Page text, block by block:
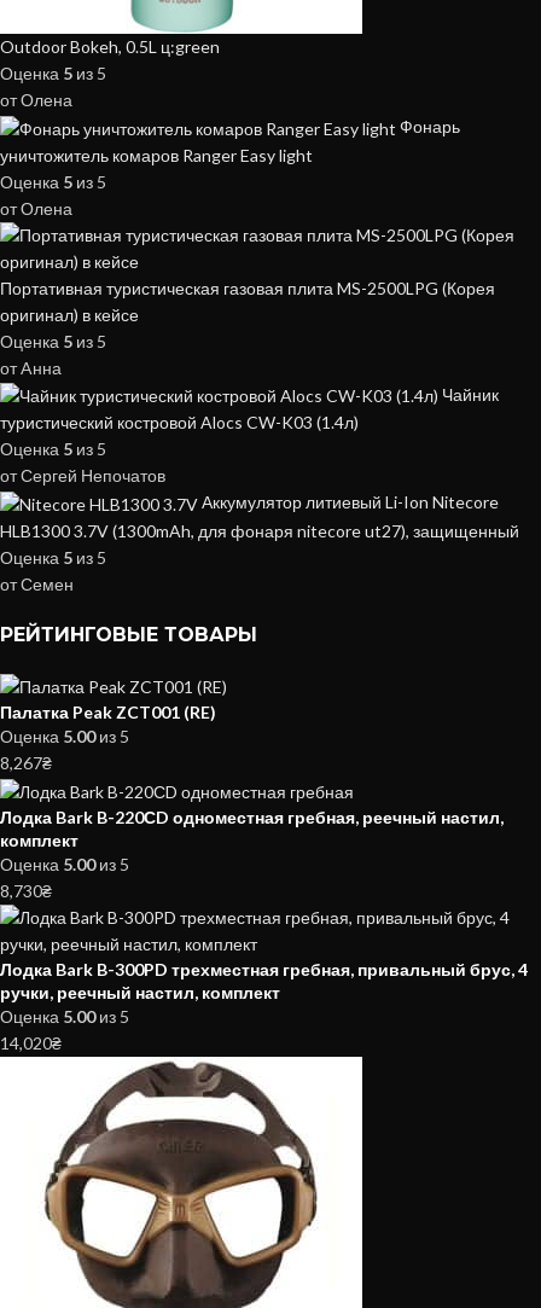
Outdoor Bokeh, 0.5L ц:green
Оценка 5 из 5
от Олена
Фонарь
уничтожитель комаров Ranger Easy light
Оценка 5 из 5
от Олена
Портативная туристическая газовая плита MS-2500LPG (Корея
оригинал) в кейсе
Оценка 5 из 5
от Aнна
Чайник
туристический костровой Alocs CW-K03 (1.4л)
Оценка 5 из 5
от Сергей Непочатов
Аккумулятор литиевый Li-Ion Nitecore
HLB1300 3.7V (1300mAh, для фонаря nitecore ut27), защищенный
Оценка 5 из 5
от Семен
РЕЙТИНГОВЫЕ ТОВАРЫ
Палатка Peak ZCT001 (RE)
Оценка 5.00из 5
8,267₴
Лодка Bark B-220СD одноместная гребная, реечный настил,
комплект
Оценка 5.00из 5
8,730₴
Лодка Bark B-300PD трехместная гребная, привальный брус, 4
ручки, реечный настил, комплект
Оценка 5.00из 5
14,020₴